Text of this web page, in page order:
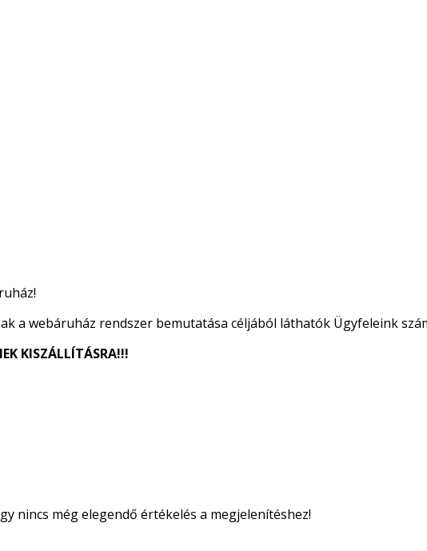
a webáruház rendszer bemutatása céljából láthatók Ügyfeleink
KISZÁLLÍTÁSRA!!!
nincs még elegendő értékelés a megjelenítéshez!